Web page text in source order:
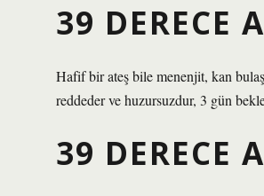
39 DERECE
Hafif bir ateş bile menenjit, kan
reddeder ve huzursuzdur, 3 gün
39 DERECE